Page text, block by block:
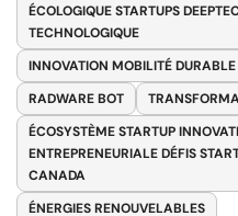
ÉCOLOGIQUE STARTUPS
TECHNOLOGIQUE
INNOVATION MOBILITÉ DURABLE
RADWARE BOT
ÉCOSYSTÈME STARTUP
ENTREPRENEURIALE DÉFIS
CANADA
ÉNERGIES RENOUVELABLES